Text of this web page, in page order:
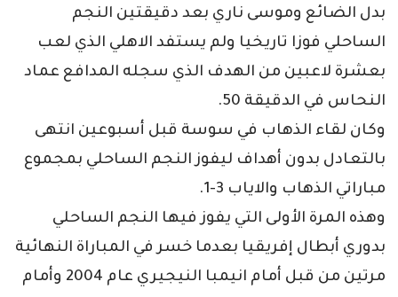
بدل الضائع وموسى ناري بعد دقيقتين النجم
الساحلي فوزا تاريخيا ولم يستفد الاهلي الذي لعب
بعشرة لاعبين من الهدف الذي سجله المدافع عماد
النحاس في الدقيقة 50.
وكان لقاء الذهاب في سوسة قبل أسبوعين انتهى
بالتعادل بدون أهداف ليفوز النجم الساحلي بمجموع
مباراتي الذهاب والاياب 3-1.
وهذه المرة الأولى التي يفوز فيها النجم الساحلي
بدوري أبطال إفريقيا بعدما خسر في المباراة النهائية
مرتين من قبل أمام انيمبا النيجيري عام 2004 وأمام